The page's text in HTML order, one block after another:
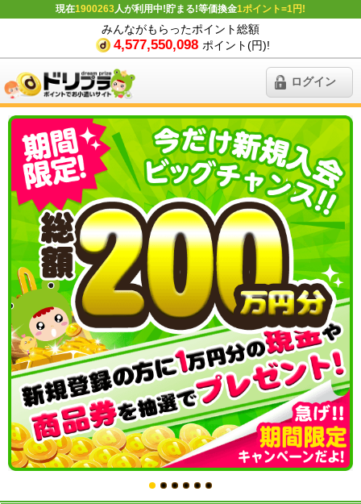
現在1900263人が利用中!貯まる!等価換金1ポイント=1円!
みんながもらったポイント総額
4,577,550,098 ポイント(円)!
ログイン